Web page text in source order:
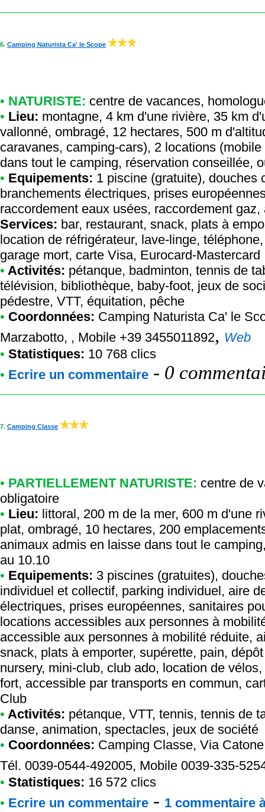
6. Camping Naturista Ca' le Scope
• NATURISTE: centre de vacances,
• Lieu: montagne, 4 km d'une rivière, 35 km
vallonné, ombragé, 12 hectares, 500 m
caravanes, camping-cars), 2 locations
dans tout le camping, réservation conseillée,
• Equipements: 1 piscine (gratuite), douches
branchements électriques, prises
raccordement eaux usées, raccordement
Services: bar, restaurant, snack, plats à
location de réfrigérateur, lave-linge,
garage mort, carte Visa, Eurocard-Mastercard
• Activités: pétanque, badminton, tennis de
télévision, bibliothèque, baby-foot, jeux de
pédestre, VTT, équitation, pêche
• Coordonnées: Camping Naturista Ca' le
Marzabotto, , Mobile +39 3455011892, Web
• Statistiques: 10 768 clics
• Ecrire un commentaire - 0
7. Camping Classe
• PARTIELLEMENT NATURISTE: centre de
obligatoire
• Lieu: littoral, 200 m de la mer, 600 m d'une
plat, ombragé, 10 hectares, 200
animaux admis en laisse dans tout le
au 10.10
• Equipements: 3 piscines (gratuites),
individuel et collectif, parking individuel, aire
électriques, prises européennes, sanitaires
locations accessibles aux personnes à
accessible aux personnes à mobilité réduite,
snack, plats à emporter, supérette, pain,
nursery, mini-club, club ado, location de
fort, accessible par transports en commun,
Club
• Activités: pétanque, VTT, tennis, tennis de
danse, animation, spectacles, jeux de société
• Coordonnées: Camping Classe, Via
Tél. 0039-0544-492005, Mobile 0039-335-
• Statistiques: 16 572 clics
• Ecrire un commentaire - 1 commentaire